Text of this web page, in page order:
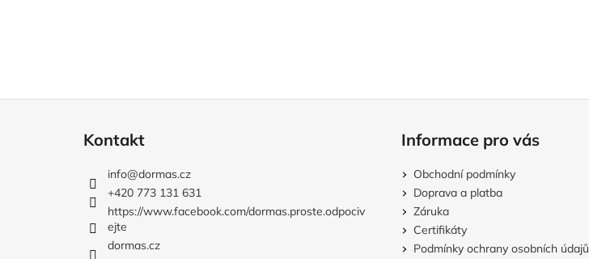
Kontakt
info@dormas.cz
+420 773 131 631
https://www.facebook.com/dormas.proste.odpociv
ejte
dormas.cz
Informace pro vás
Obchodní podmínky
Doprava a platba
Záruka
Certifikáty
Podmínky ochrany osobních údajů